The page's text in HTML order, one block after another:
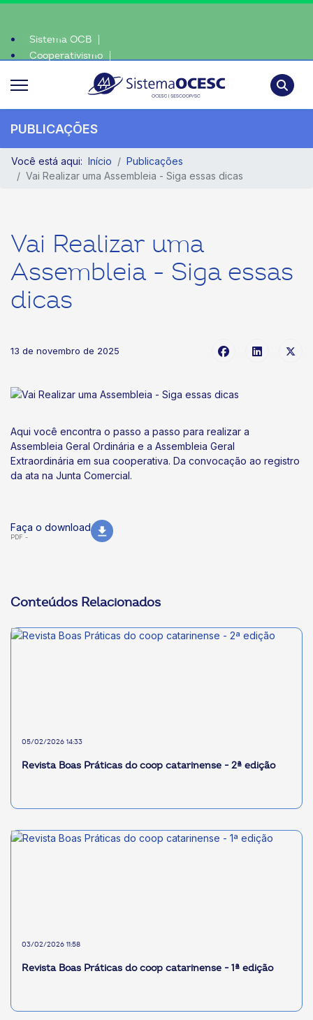
Sistema OCB
Cooperativismo
PUBLICAÇÕES
Você está aqui: Início
Publicações
Vai Realizar uma Assembleia - Siga essas dicas
Vai Realizar uma
Assembleia - Siga essas
dicas
13 de novembro de 2025
Aqui você encontra o passo a passo para realizar a
Assembleia Geral Ordinária e a Assembleia Geral
Extraordinária em sua cooperativa. Da convocação ao registro
da ata na Junta Comercial.
Faça o download
PDF -
Conteúdos Relacionados
05/02/2026 14:33
Revista Boas Práticas do coop catarinense - 2ª edição
03/02/2026 11:58
Revista Boas Práticas do coop catarinense - 1ª edição